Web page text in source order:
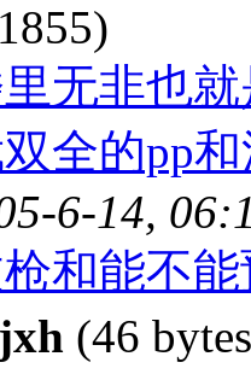
无非也
全的pp
6-14,
和能不
jxh (46